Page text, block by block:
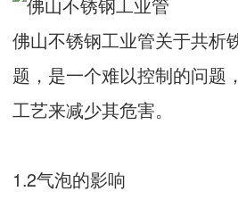
佛山不锈钢工业管关于共析
题，是一个难以控制的问题
工艺来减少其危害。
1.2气泡的影响